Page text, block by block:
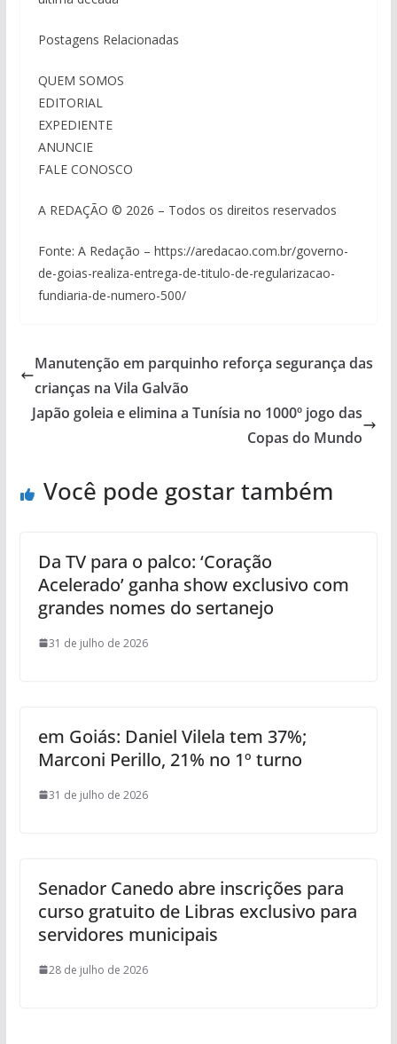
Postagens Relacionadas
QUEM SOMOS
EDITORIAL
EXPEDIENTE
ANUNCIE
FALE CONOSCO
A REDAÇÃO © 2026 – Todos os direitos reservados
Fonte: A Redação – https://aredacao.com.br/governo-
de-goias-realiza-entrega-de-titulo-de-regularizacao-
fundiaria-de-numero-500/
Manutenção em parquinho reforça segurança das
crianças na Vila Galvão
Japão goleia e elimina a Tunísia no 1000º jogo das
Copas do Mundo
Você pode gostar também
Da TV para o palco: ‘Coração
Acelerado’ ganha show exclusivo com
grandes nomes do sertanejo
31 de julho de 2026
em Goiás: Daniel Vilela tem 37%;
Marconi Perillo, 21% no 1º turno
31 de julho de 2026
Senador Canedo abre inscrições para
curso gratuito de Libras exclusivo para
servidores municipais
28 de julho de 2026